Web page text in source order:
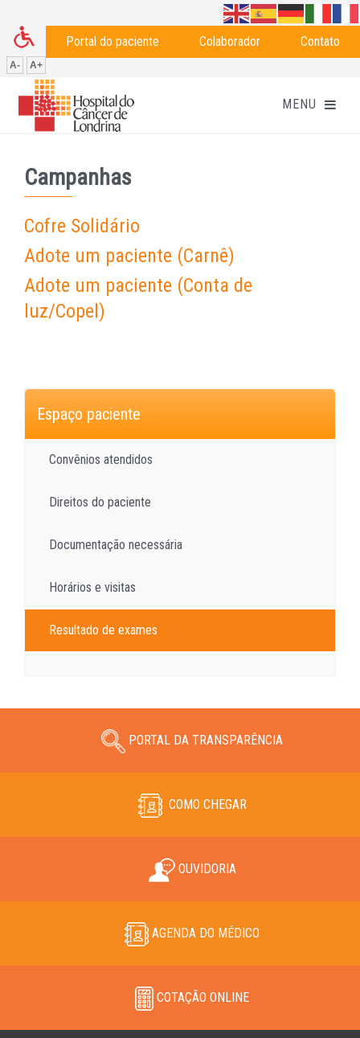
Portal do paciente Colaborador Contato
A- A+
Campanhas
Cofre Solidário
Adote um paciente (Carnê)
Adote um paciente (Conta de
luz/Copel)
Espaço paciente
Convênios atendidos
Direitos do paciente
Documentação necessária
Horários e visitas
Resultado de exames
PORTAL DA TRANSPARÊNCIA
COMO CHEGAR
OUVIDORIA
AGENDA DO MÉDICO
COTAÇÃO ONLINE